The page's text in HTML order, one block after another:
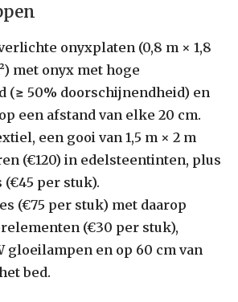
onyxplaten (0,8 m × 1,8
met onyx met hoge
(≥ 50% doorschijnendheid) en
een afstand van elke 20 cm.
een gooi van 1,5 m × 2 m
(€120) in edelsteentinten, plus
(€45 per stuk).
(€75 per stuk) met daarop
(€30 per stuk),
gloeilampen en op 60 cm van
bed.